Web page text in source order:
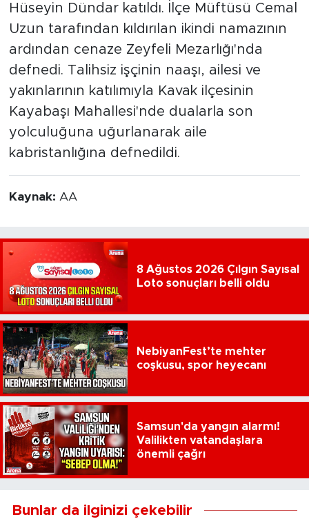
Hüseyin Dündar katıldı. İlçe Müftüsü Cemal
Uzun tarafından kıldırılan ikindi namazının
ardından cenaze Zeyfeli Mezarlığı'nda
defnedi. Talihsiz işçinin naaşı, ailesi ve
yakınlarının katılımıyla Kavak ilçesinin
Kayabaşı Mahallesi'nde dualarla son
yolculuğuna uğurlanarak aile
kabristanlığına defnedildi.
Kaynak: AA
8 Ağustos 2026 Çılgın Sayısal
Loto sonuçları belli oldu
NebiyanFest’te mehter
coşkusu, spor heyecanı
Samsun'da yangın alarmı!
Valilikten vatandaşlara
önemli çağrı
Bunlar da ilginizi çekebilir